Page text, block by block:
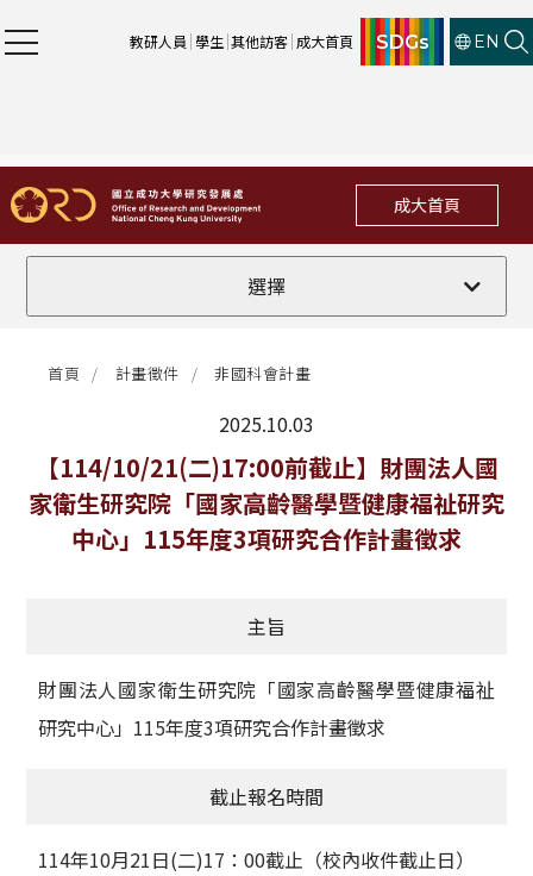
教研人員 學生 其他訪客 成大首頁 SDGs EN
成大首頁
選擇
全部
法規修訂
補助獎項
活動訊息
學術榮譽
其他
活動花絮
首頁 計畫徵件 非國科會計畫
2025.10.03
最新消息
【114/10/21(二)17:00前截止】財團法人國
家衛生研究院「國家高齡醫學暨健康福祉研究
中心」115年度3項研究合作計畫徵求
主旨
財團法人國家衛生研究院「國家高齡醫學暨健康福祉
研究中心」115年度3項研究合作計畫徵求
截止報名時間
114年10月21日(二)17：00截止（校內收件截止日）